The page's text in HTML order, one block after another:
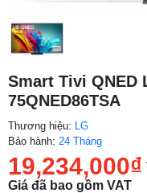
Smart Tivi QNED
75QNED86TSA
Thương hiệu:
LG
Bảo hành: 24 Tháng
19,234,000₫
Giá đã bao gồm VAT